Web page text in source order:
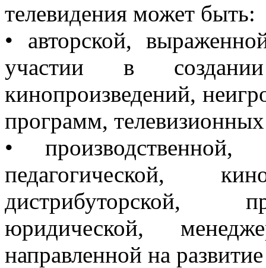
телевидения может быть:
• авторской,
участии в
кинопроизведений,
программ,
• производственной,
педагогической,
дистрибуторской,
юридической,
направленной на